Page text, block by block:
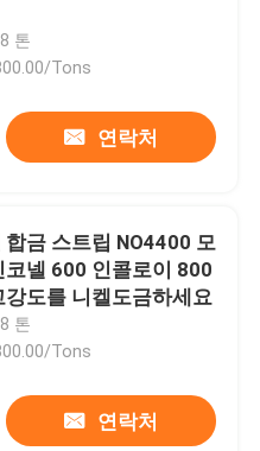
톤
Tons
연락처
트립 NO4400 모
코넬 600 인콜로이 800
강도를 니켈도금하세요
톤
Tons
연락처